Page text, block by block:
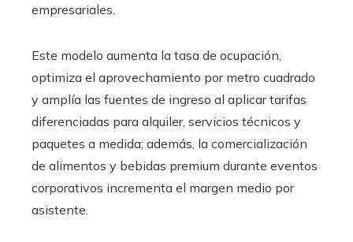
empresariales.
Este modelo aumenta la tasa de ocupación,
optimiza el aprovechamiento por metro cuadrado
y amplía las fuentes de ingreso al aplicar tarifas
diferenciadas para alquiler, servicios técnicos y
paquetes a medida; además, la comercialización
de alimentos y bebidas premium durante eventos
corporativos incrementa el margen medio por
asistente.